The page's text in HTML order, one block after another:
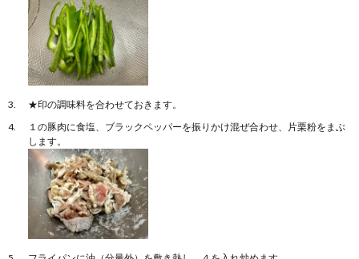
★印の調味料を合わせておきます。
１の豚肉に食塩、ブラックペッパーを振りかけ混ぜ合わせ、片栗粉をまぶ
します。